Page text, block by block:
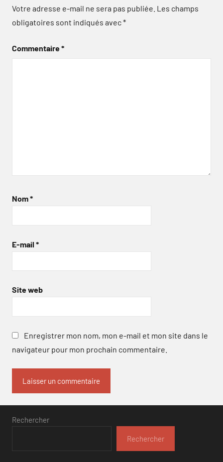
Votre adresse e-mail ne sera pas publiée. Les champs
obligatoires sont indiqués avec*
Commentaire*
Nom*
E-mail *
Site web
Enregistrer mon nom, mon e-mail et mon site dans le
navigateur pour mon prochain commentaire.
Rechercher
Rechercher